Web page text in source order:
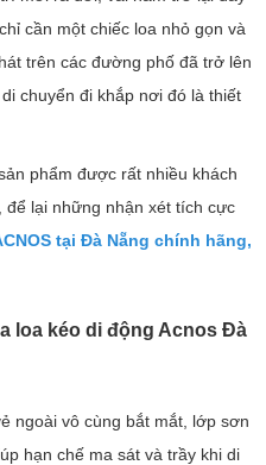
cần một chiếc loa nhỏ gọn và
trên các đường phố đã trở lên
chuyển đi khắp nơi đó là thiết
phẩm được rất nhiều khách
để lại những nhận xét tích cực
tại Đà Nẵng chính hãng,
loa kéo di động Acnos Đà
ngoài vô cùng bắt mắt, lớp sơn
hạn chế ma sát và trầy khi di